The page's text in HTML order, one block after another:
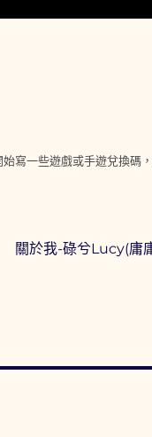
一些遊戲或手遊兌換
關於我-碌兮Lucy(庸